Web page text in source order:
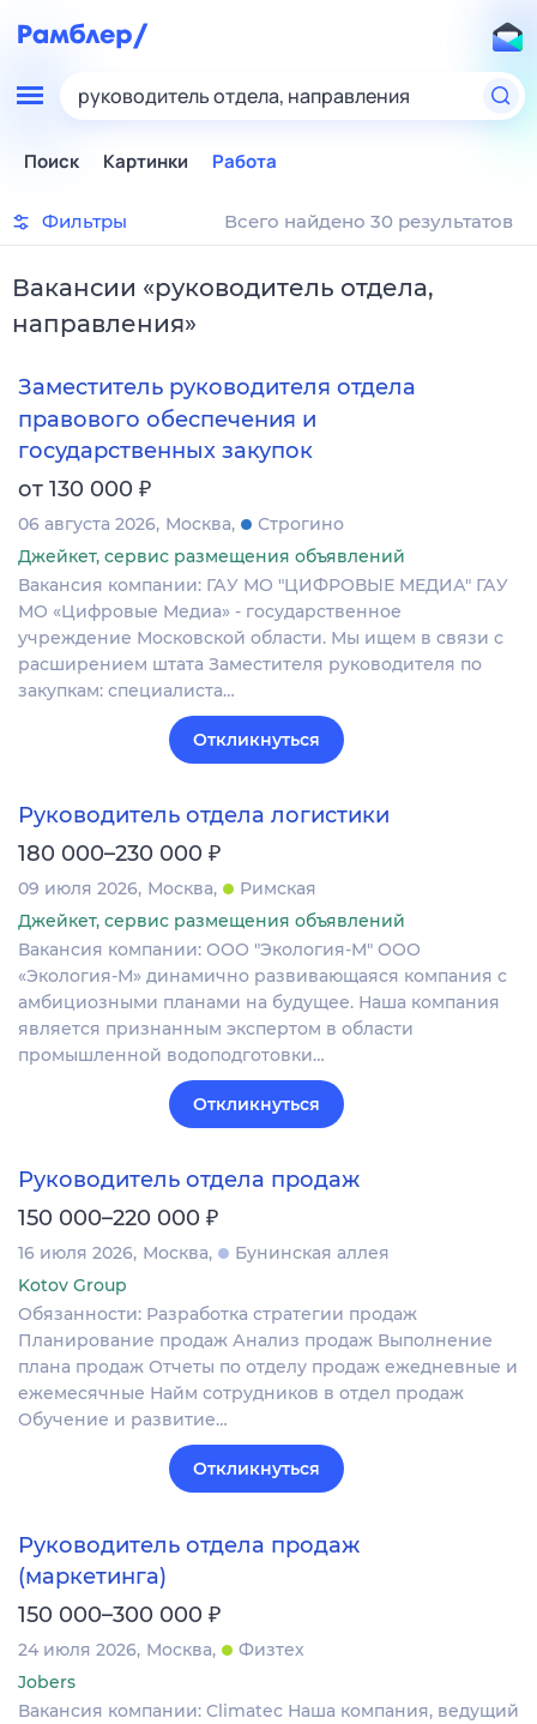
руководитель отдела, направления
Поиск Картинки Работа
Фильтры Всего найдено 30 результатов
Вакансии «руководитель отдела,
направления»
Заместитель руководителя отдела
правового обеспечения и
государственных закупок
от 130 000 ₽
06 августа 2026 Москва
Строгино
Джейкет, сервис размещения объявлений
Вакансия компании: ГАУ МО "ЦИФРОВЫЕ МЕДИА" ГАУ
МО «Цифровые Медиа» - государственное
учреждение Московской области. Мы ищем в связи с
расширением штата Заместителя руководителя по
закупкам: специалиста…
Откликнуться
Руководитель отдела логистики
180 000–230 000 ₽
09 июля 2026 Москва
Римская
Джейкет, сервис размещения объявлений
Вакансия компании: ООО "Экология-М" ООО
«Экология-М» динамично развивающаяся компания с
амбициозными планами на будущее. Наша компания
является признанным экспертом в области
промышленной водоподготовки…
Откликнуться
Руководитель отдела продаж
150 000–220 000 ₽
16 июля 2026 Москва
Бунинская аллея
Kotov Group
Обязанности: Разработка стратегии продаж
Планирование продаж Анализ продаж Выполнение
плана продаж Отчеты по отделу продаж ежедневные и
ежемесячные Найм сотрудников в отдел продаж
Обучение и развитие…
Откликнуться
Руководитель отдела продаж
(маркетинга)
150 000–300 000 ₽
24 июля 2026 Москва
Физтех
Jobers
Вакансия компании: Climatec Наша компания, ведущий